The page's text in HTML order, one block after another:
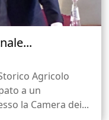
Agricolo
a un
la Camera dei...